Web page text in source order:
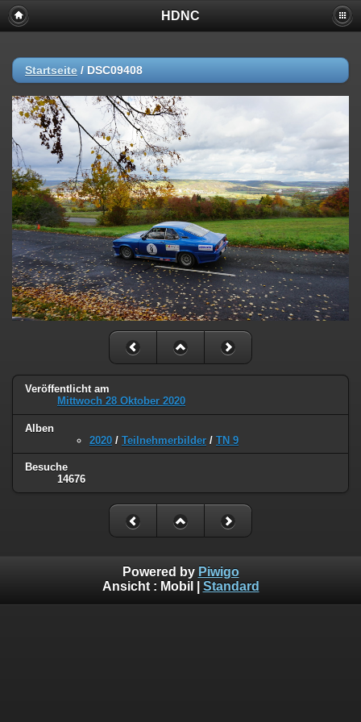
HDNC
Startseite / DSC09408
Veröffentlicht am
Mittwoch 28 Oktober 2020
Alben
2020 / Teilnehmerbilder / TN 9
Besuche
14676
Powered by Piwigo
Ansicht : Mobil Standard